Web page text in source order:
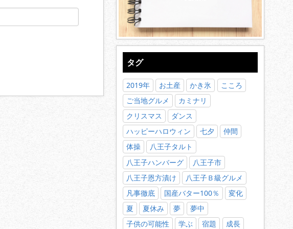
タグ
2019年 お土産 かき氷
こころ
ご当地グルメ
カミナリ
クリスマス
ダンス
ハッピーハロウィン
七夕
仲間
体操
八王子タルト
八王子ハンバーグ
八王子市
八王子恩方漬け
八王子Ｂ級グルメ
凡事徹底
国産バター100％
変化
夏
夏休み 夢
夢中
子供の可能性
学ぶ 宿題 成長